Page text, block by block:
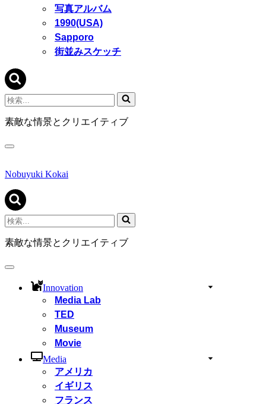
写真アルバム
1990(USA)
Sapporo
街並みスケッチ
検
索...
素敵な情景とクリエイティブ
ナ
ゲ
シ
ョ
ン
メ
ニ
ュ
Nobuyuki Kokai
検
索...
素敵な情景とクリエイティブ
ナ
Innovation
Media Lab
TED
Museum
Movie
Media
アメリカ
イギリス
フランス